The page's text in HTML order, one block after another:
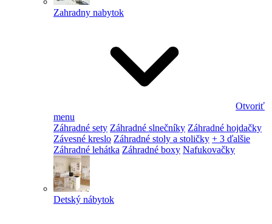
Zahradny nabytok
Otvoriť
menu
Záhradné sety Záhradné slnečníky Záhradné hojdačky
Závesné kreslo Záhradné stoly a stoličky + 3 ďalšie
Záhradné lehátka Záhradné boxy Nafukovačky
Detský nábytok